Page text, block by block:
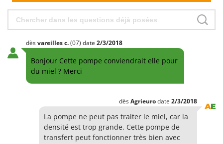
dèsvareillesc.(07) date 2/3/2018
Bonjour Cette pompe conviendrait elle pour
du miel ? Merci
dèsAgrieurodate 2/3/2018
La pompe ne peut pas traiter le miel, car la
densité est trop grande. Cette pompe de
transfert peut fonctionner très bien avec